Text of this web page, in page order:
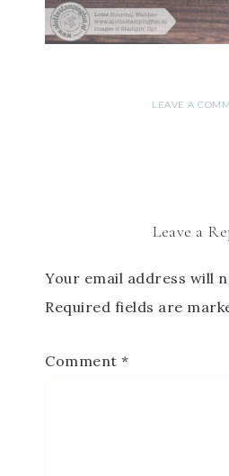
LEAVE A
Leave a
Your email address will
Required fields are
Comment *